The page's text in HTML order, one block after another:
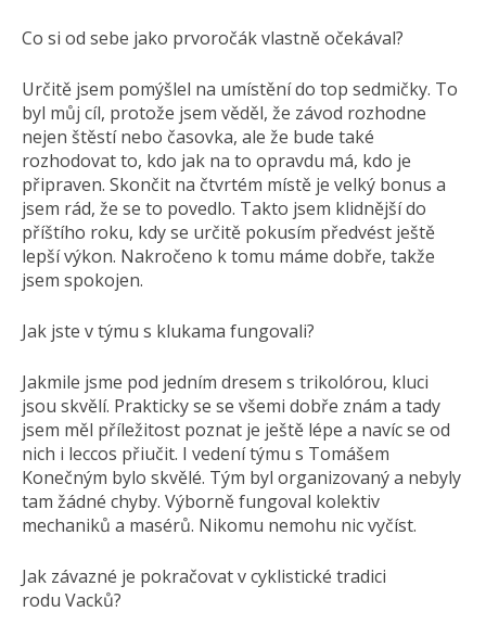
Co si od sebe jako prvoročák vlastně očekával?
Určitě jsem pomýšlel na umístění do top sedmičky. To
byl můj cíl, protože jsem věděl, že závod rozhodne
nejen štěstí nebo časovka, ale že bude také
rozhodovat to, kdo jak na to opravdu má, kdo je
připraven. Skončit na čtvrtém místě je velký bonus a
jsem rád, že se to povedlo. Takto jsem klidnější do
příštího roku, kdy se určitě pokusím předvést ještě
lepší výkon. Nakročeno k tomu máme dobře, takže
jsem spokojen.
Jak jste v týmu s klukama fungovali?
Jakmile jsme pod jedním dresem s trikolórou, kluci
jsou skvělí. Prakticky se se všemi dobře znám a tady
jsem měl příležitost poznat je ještě lépe a navíc se od
nich i leccos přiučit. I vedení týmu s Tomášem
Konečným bylo skvělé. Tým byl organizovaný a nebyly
tam žádné chyby. Výborně fungoval kolektiv
mechaniků a masérů. Nikomu nemohu nic vyčíst.
Jak závazné je pokračovat v cyklistické tradici
rodu Vacků?